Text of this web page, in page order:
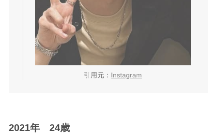
引用元： Instagram
2021年 24歳